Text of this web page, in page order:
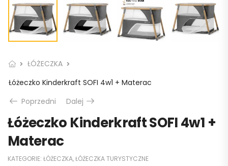
ŁÓŻECZKA
Łóżeczko Kinderkraft SOFI 4w1 + Materac
Poprzedni
Dalej
Łóżeczko Kinderkraft SOFI 4w1 +
Materac
KATEGORIE: ŁÓŻECZKA,ŁÓŻECZKA TURYSTYCZNE